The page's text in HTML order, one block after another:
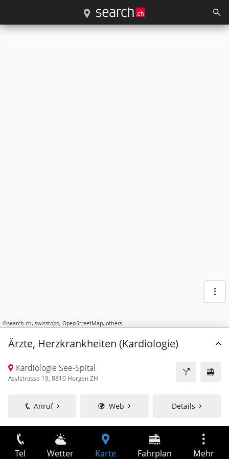
©search.ch, swisstopo, OpenStreetMap, others
Ärzte, Herzkrankheiten (Kardiologie)
Kardiologie See-Spital
Asylstrasse 19, 8810 Horgen ZH
Anruf Web Details
Tel Wetter Karte Fahrplan Mehr